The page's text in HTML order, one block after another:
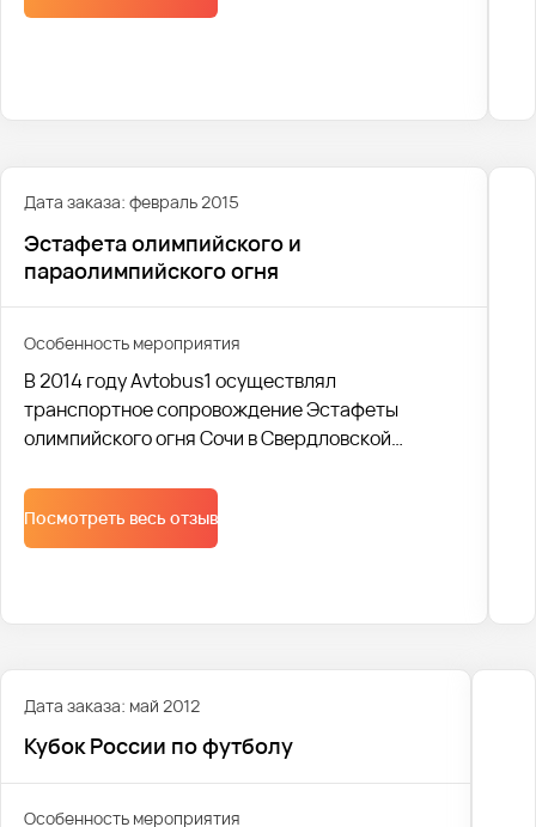
Дата заказа: февраль 2015
Эстафета олимпийского и
параолимпийского огня
Особенность мероприятия
В 2014 году Avtobus1 осуществлял
транспортное сопровождение Эстафеты
олимпийского огня Сочи в Свердловской
Cо своей задачей мы справились и получили
одобрение Министра физической культуры,
спорта и молодежной политики Л. А. Рапопорта
Посмотреть весь отзыв
Дата заказа: май 2012
Кубок России по футболу
Особенность мероприятия